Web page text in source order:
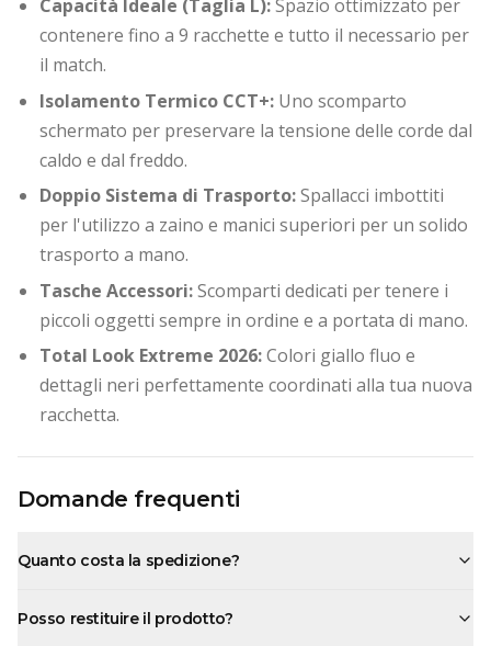
Capacità Ideale (Taglia L):Spazio ottimizzato per
contenere fino a 9 racchette e tutto il necessario per
il match.
Isolamento Termico CCT+: Uno scomparto
schermato per preservare la tensione delle corde dal
caldo e dal freddo.
Doppio Sistema di Trasporto:Spallacci imbottiti
per l'utilizzo a zaino e manici superiori per un solido
trasporto a mano.
Tasche Accessori:Scomparti dedicati per tenere i
piccoli oggetti sempre in ordine e a portata di mano.
Total Look Extreme 2026:Colori giallo fluo e
dettagli neri perfettamente coordinati alla tua nuova
racchetta.
Domande frequenti
Quanto costa la spedizione?
Posso restituire il prodotto?